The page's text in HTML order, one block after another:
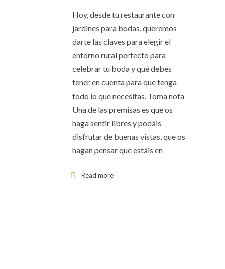
Hoy, desde tu restaurante con
jardines para bodas, queremos
darte las claves para elegir el
entorno rural perfecto para
celebrar tu boda y qué debes
tener en cuenta para que tenga
todo lo que necesitas. Toma nota
Una de las premisas es que os
haga sentir libres y podáis
disfrutar de buenas vistas, que os
hagan pensar que estáis en
Read more